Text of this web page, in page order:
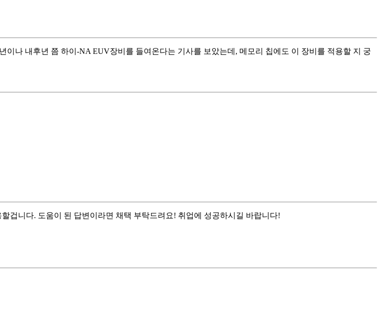
나 내후년 쯤 하이-NA EUV장비를 들여온다는 기사를 보았는데, 메모리 칩에도 이 장비를 적용할 지 궁
겁니다. 도움이 된 답변이라면 채택 부탁드려요! 취업에 성공하시길 바랍니다!